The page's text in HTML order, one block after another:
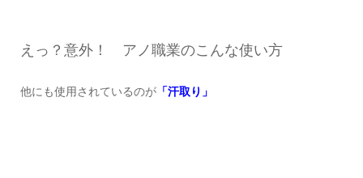
えっ？意外！ アノ職業のこんな使い方
他にも使用されているのが「汗取り」